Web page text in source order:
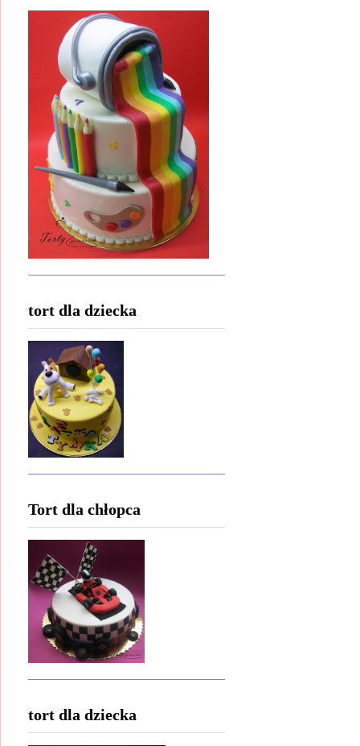
tort dla dziecka
Tort dla chłopca
tort dla dziecka